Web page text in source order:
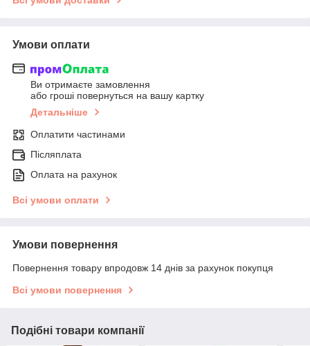
Умови оплати
Ви отримаєте замовлення
або гроші повернуться на вашу картку
Детальніше
Оплатити частинами
Післяплата
Оплата на рахунок
Всі умови оплати
Умови повернення
Повернення товару впродовж 14 днів за рахунок покупця
Всі умови повернення
Подібні товари компанії